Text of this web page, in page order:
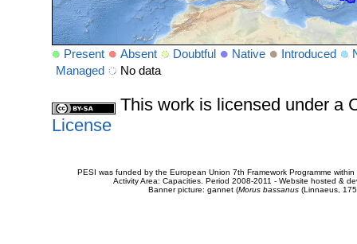
Present Absent Doubtful Native Introduced
Managed
No data
This work is licensed under a
License
PESI was funded by the European Union 7th Framework Programme
Activity Area: Capacities. Period 2008-2011 - Website hosted &
Banner picture: gannet (Morus bassanus(Linnaeus,